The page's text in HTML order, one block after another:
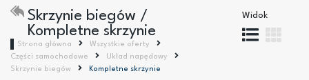
Skrzynie biegów /
Kompletne skrzynie
Strona główna
Wszystkie oferty
Części samochodowe
Układ napędowy
Skrzynie biegów
Kompletne skrzynie
Widok